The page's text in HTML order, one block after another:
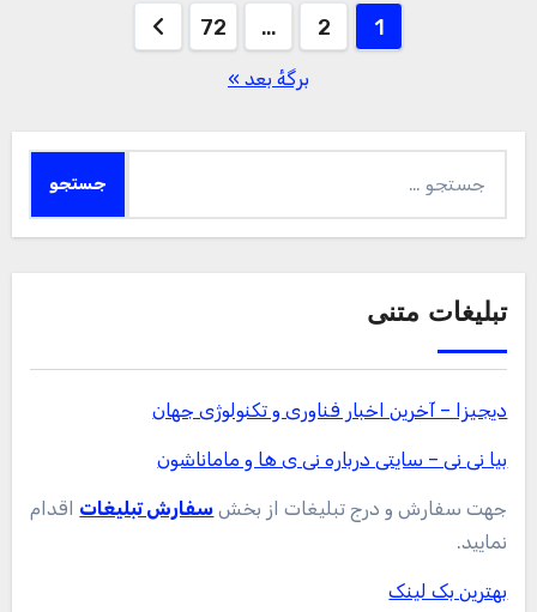
صفحه‌بندی
1
2
…
72
برگهٔ بعد »
برای:
تبلیغات متنی
دیجیزا – آخرین اخبار فناوری و تکنولوژی جهان
بیا نی نی – سایتی درباره نی ی ها و ماماناشون
جهت سفارش و درج تبلیغات از بخش سفارش تبلیغات اقدام
نمایید.
بهترین بک لینک